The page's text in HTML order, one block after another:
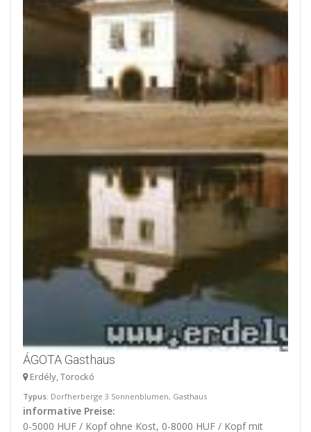
ÁGOTA Gasthaus
Erdély, Torockó
Typus: Dorfherberge 3 Sonnenblumen, Gasthaus
informative Preise:
0-5000 HUF / Kopf ohne Kost, 0-8000 HUF / Kopf mit